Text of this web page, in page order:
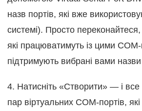
назв портів, які вже
системі). Просто
які працюватимуть із цими
підтримують вибрані вами назви
4. Натисніть «Створити» — і все
пар віртуальних COM-портів,